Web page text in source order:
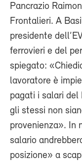
Pancrazio
Frontalieri. A
presidente
ferrovieri e del
spiegato:
lavoratore è
pagati i salari del
gli stessi non
provenienza». In
salario
posizione» a